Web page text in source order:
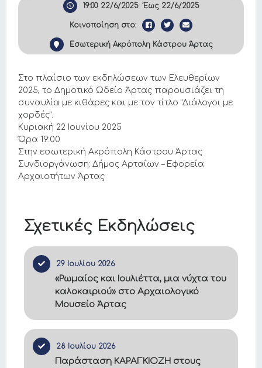
Σχετικές Εκδηλώσεις
29 Ιουλίου 2026
«Ρωμαίος και Ιουλιέττα, μια νύχτα του
καλοκαιριού» στο Αρχαιολογικό
Μουσείο Άρτας
28 Ιουλίου 2026
Παράσταση ΚΑΡΑΓΚΙΟΖΗ στους
19:00 22/6/2025Έως 22/6/2025
Κοινοποίηση στο:
Εσωτερική Ακρόπολη Κάστρου Άρτας
Στο πλαίσιο των εκδηλώσεων των Ελευθερίων
2025, το Δημοτικό Ωδείο Άρτας παρουσιάζει τη
συναυλία με κιθάρες και με τον τίτλο “Διάλογοι με
χορδές”.
Κυριακή 22 Ιουνίου 2025
Ώρα 19:00
Στην εσωτερική Ακρόπολη Κάστρου Άρτας
Συνδιοργάνωση: Δήμος Αρταίων – Εφορεία
Αρχαιοτήτων Άρτας